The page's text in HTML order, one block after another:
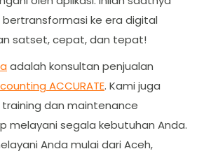
ke era digital
satset, cepat, dan tepat!
adalah konsultan penjualan
ACCURATE. Kami juga
dan maintenance
melayani segala kebutuhan Anda.
Anda mulai dari Aceh,